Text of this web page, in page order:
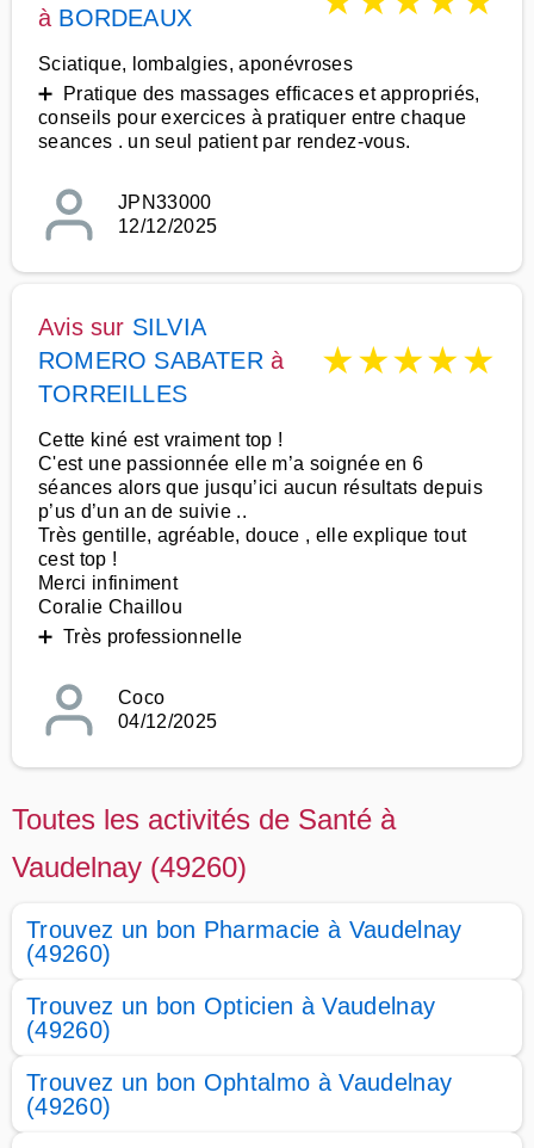
à BORDEAUX
Sciatique, lombalgies, aponévroses
➕ Pratique des massages efficaces et appropriés,
conseils pour exercices à pratiquer entre chaque
seances . un seul patient par rendez-vous.
JPN33000
12/12/2025
Avis sur SILVIA
ROMERO SABATER à
TORREILLES
★★★★★
Cette kiné est vraiment top !
C'est une passionnée elle m’a soignée en 6
séances alors que jusqu’ici aucun résultats depuis
p’us d’un an de suivie ..
Très gentille, agréable, douce , elle explique tout
cest top !
Merci infiniment
Coralie Chaillou
➕ Très professionnelle
Coco
04/12/2025
Toutes les activités de Santé à
Vaudelnay (49260)
Trouvez un bon Pharmacie à Vaudelnay
(49260)
Trouvez un bon Opticien à Vaudelnay
(49260)
Trouvez un bon Ophtalmo à Vaudelnay
(49260)